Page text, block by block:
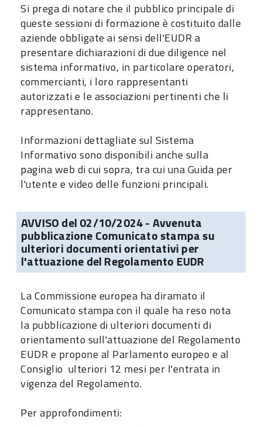
Si prega di notare che il pubblico principale di
queste sessioni di formazione è costituito dalle
aziende obbligate ai sensi dell'EUDR a
presentare dichiarazioni di due diligence nel
sistema informativo, in particolare operatori,
commercianti, i loro rappresentanti
autorizzati e le associazioni pertinenti che li
rappresentano.
Informazioni dettagliate sul Sistema
Informativo sono disponibili anche sulla
pagina web di cui sopra, tra cui una Guida per
l'utente e video delle funzioni principali.
AVVISO del 02/10/2024 - Avvenuta
pubblicazione Comunicato stampa su
ulteriori documenti orientativi per
l'attuazione del Regolamento EUDR
La Commissione europea ha diramato il
Comunicato stampa con il quale ha reso nota
la pubblicazione di ulteriori documenti di
orientamento sull'attuazione del Regolamento
EUDR e propone al Parlamento europeo e al
Consiglio ulteriori 12 mesi per l'entrata in
vigenza del Regolamento.
Per approfondimenti: